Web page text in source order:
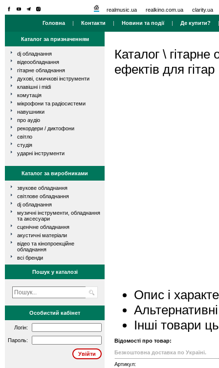
realmusic.ua realkino.com.ua clarity.ua
Головна | Контакти | Новини та події| Де купити?
Каталог за призначенням
dj обладнання
відеообладнання
гітарне обладнання
духові, смичкові інструменти
клавішні і midi
комутація
мікрофони та радіосистеми
навушники
про аудіо
рекордери / диктофони
світло
студія
ударні інструменти
Каталог за виробниками
звукове обладнання
світлове обладнання
dj обладнання
музичні інструменти, обладнання
та аксесуари
сценічне обладнання
акустичні матеріали
відео та кінопроекційне
обладнання
всі бренди
Пошук у каталозі
Особистий кабінет
Логін:
Пароль:
Каталог \ гітарне
ефектів для гітар
Опис і
Інші товари
Відомості про товар:
Безкоштовна доставка по Україні.
Артикул: